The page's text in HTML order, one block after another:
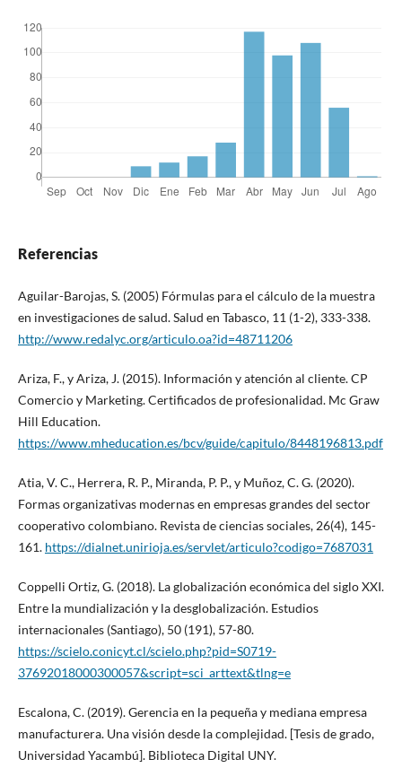
Referencias
Aguilar-Barojas, S. (2005) Fórmulas para el cálculo de la muestra
en investigaciones de salud. Salud en Tabasco, 11 (1-2), 333-338.
http://www.redalyc.org/articulo.oa?id=48711206
Ariza, F., y Ariza, J. (2015). Información y atención al cliente. CP
Comercio y Marketing. Certificados de profesionalidad. Mc Graw
Hill Education.
https://www.mheducation.es/bcv/guide/capitulo/8448196813.pdf
Atia, V. C., Herrera, R. P., Miranda, P. P., y Muñoz, C. G. (2020).
Formas organizativas modernas en empresas grandes del sector
cooperativo colombiano. Revista de ciencias sociales, 26(4), 145-
161. https://dialnet.unirioja.es/servlet/articulo?codigo=7687031
Coppelli Ortiz, G. (2018). La globalización económica del siglo XXI.
Entre la mundialización y la desglobalización. Estudios
internacionales (Santiago), 50 (191), 57-80.
https://scielo.conicyt.cl/scielo.php?pid=S0719-
37692018000300057&script=sci_arttext&tlng=e
Escalona, C. (2019). Gerencia en la pequeña y mediana empresa
manufacturera. Una visión desde la complejidad. [Tesis de grado,
Universidad Yacambú]. Biblioteca Digital UNY.